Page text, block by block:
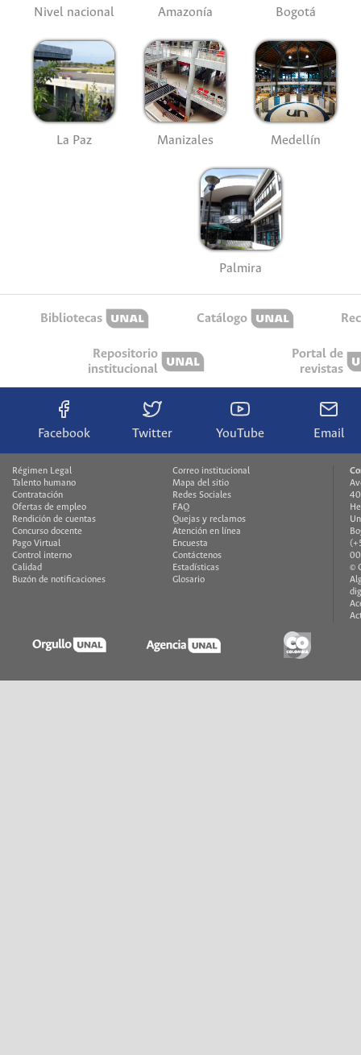
Nivel nacional Amazonía Bogotá
La Paz Manizales Medellín
Palmira
Bibliotecas Catálogo
Repositorio
institucional
Portal de
revistas
Facebook Twitter YouTube Email
Régimen Legal
Talento humano
Contratación
Ofertas de empleo
Rendición de cuentas
Concurso docente
Pago Virtual
Control interno
Calidad
Buzón de notificaciones
Correo institucional
Mapa del sitio
Redes Sociales
FAQ
Quejas y reclamos
Atención en línea
Encuesta
Contáctenos
Estadísticas
Glosario
©